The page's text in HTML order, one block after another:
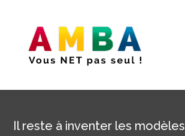
Il reste à inventer les modèles